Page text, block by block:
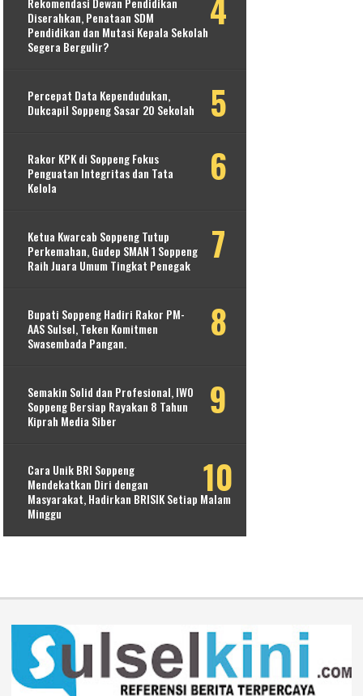
Diserahkan, Penataan SDM
Pendidikan dan Mutasi Kepala Sekolah
Segera Bergulir?
Percepat Data Kependudukan,
Dukcapil Soppeng Sasar 20 Sekolah
Rakor KPK di Soppeng Fokus
Penguatan Integritas dan Tata
Kelola
Ketua Kwarcab Soppeng Tutup
Perkemahan, Gudep SMAN 1 Soppeng
Raih Juara Umum Tingkat Penegak
Bupati Soppeng Hadiri Rakor PM-
AAS Sulsel, Teken Komitmen
Swasembada Pangan.
Semakin Solid dan Profesional, IWO
Soppeng Bersiap Rayakan 8 Tahun
Kiprah Media Siber
Cara Unik BRI Soppeng
Mendekatkan Diri dengan
Masyarakat, Hadirkan BRISIK Setiap Malam
Minggu